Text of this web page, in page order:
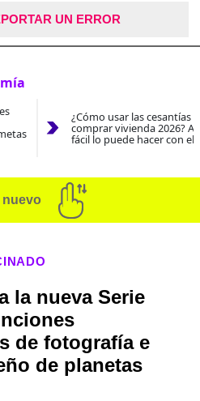
UN ERROR
¿Cómo usar las cesantías
comprar vivienda 2026?
fácil lo puede hacer con el
la nueva Serie
de fotografía e
de planetas